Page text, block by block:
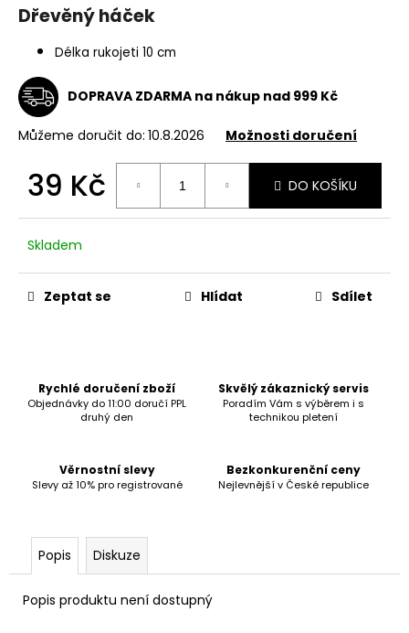
Dřevěný háček
Délka rukojeti 10 cm
DOPRAVA ZDARMA na nákup nad 999 Kč
Můžeme doručit do: 10.8.2026 Možnosti doručení
39 Kč DO KOŠÍKU
Skladem
Zeptat se Hlídat Sdílet
Rychlé doručení zboží
Objednávky do 11:00 doručí PPL
druhý den
Skvělý zákaznický servis
Poradím Vám s výběrem i s
technikou pletení
Věrnostní slevy
Slevy až 10% pro registrované
Bezkonkurenční ceny
Nejlevnější v České republice
Popis Diskuze
Popis produktu není dostupný
a
t
?
HLEDAT
D
č
m